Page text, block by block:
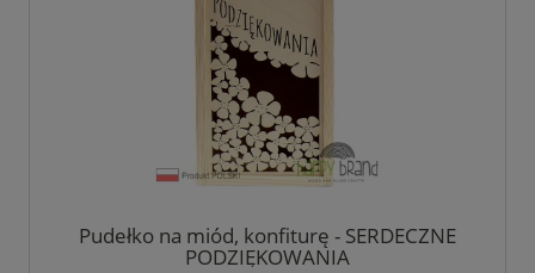
Pudełko na miód, konfiturę - SERDECZNE
PODZIĘKOWANIA